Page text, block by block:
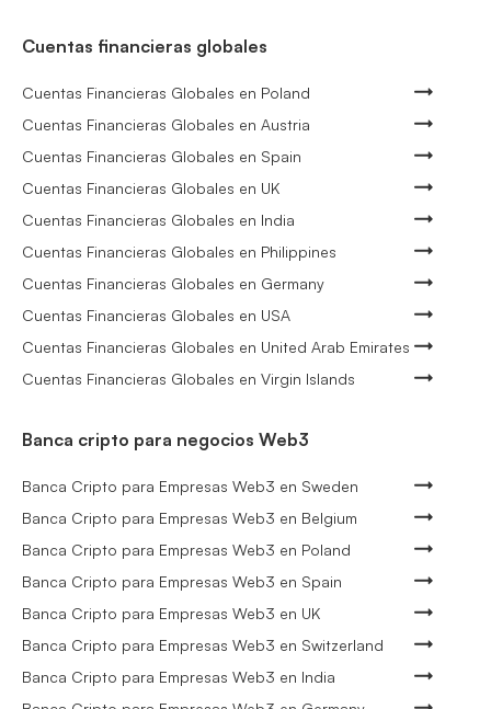
Cuentas financieras globales
Cuentas Financieras Globales en Poland
Cuentas Financieras Globales en Austria
Cuentas Financieras Globales en Spain
Cuentas Financieras Globales en UK
Cuentas Financieras Globales en India
Cuentas Financieras Globales en Philippines
Cuentas Financieras Globales en Germany
Cuentas Financieras Globales en USA
Cuentas Financieras Globales en United Arab Emirates
Cuentas Financieras Globales en Virgin Islands
Banca cripto para negocios Web3
Banca Cripto para Empresas Web3 en Sweden
Banca Cripto para Empresas Web3 en Belgium
Banca Cripto para Empresas Web3 en Poland
Banca Cripto para Empresas Web3 en Spain
Banca Cripto para Empresas Web3 en UK
Banca Cripto para Empresas Web3 en Switzerland
Banca Cripto para Empresas Web3 en India